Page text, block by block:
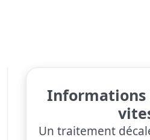
Informations
Un traitement